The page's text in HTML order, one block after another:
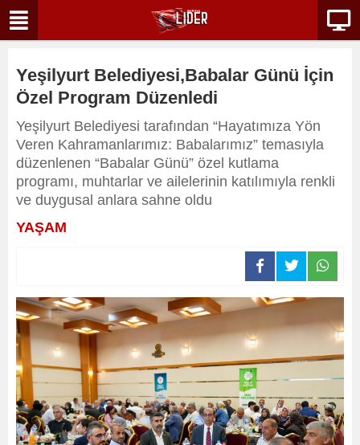
Yeşilyurt Belediyesi,Babalar Günü İçin
Özel Program Düzenledi
Yeşilyurt Belediyesi tarafından “Hayatımıza Yön
Veren Kahramanlarımız: Babalarımız” temasıyla
düzenlenen “Babalar Günü” özel kutlama
programı, muhtarlar ve ailelerinin katılımıyla renkli
ve duygusal anlara sahne oldu
YAŞAM